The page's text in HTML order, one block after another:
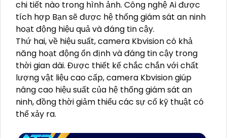
chi tiết nào trong hình ảnh. Công nghệ Ai được
tích hợp Bạn sẽ được hệ thống giám sát an ninh
hoạt động hiệu quả và đáng tin cậy.
Thứ hai, về hiệu suất, camera Kbvision có khả
năng hoạt động ổn định và đáng tin cậy trong
thời gian dài. Được thiết kế chắc chắn với chất
lượng vật liệu cao cấp, camera Kbvision giúp
nâng cao hiệu suất của hệ thống giám sát an
ninh, đồng thời giảm thiểu các sự cố kỹ thuật có
thể xảy ra.